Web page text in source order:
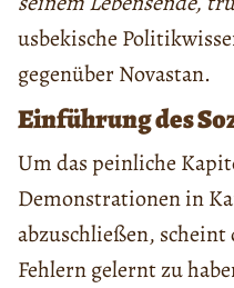
usbekische
gegenüber Novastan.
Einführung des
Um das peinliche
Demonstrationen in
abzuschließen,
Fehlern gelernt zu